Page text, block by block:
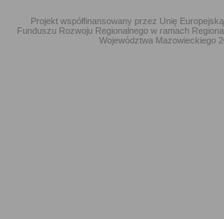
Projekt współfinansowany przez Unię
Funduszu Rozwoju Regionalnego w ramach
Województwa Mazowieckiego